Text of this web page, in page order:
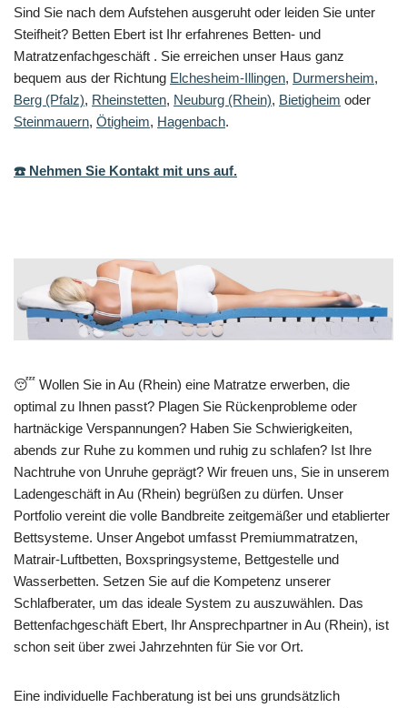
Sind Sie nach dem Aufstehen ausgeruht oder leiden Sie unter
Steifheit? Betten Ebert ist Ihr erfahrenes Betten- und
Matratzenfachgeschäft . Sie erreichen unser Haus ganz
bequem aus der Richtung Elchesheim-Illingen, Durmersheim,
Berg (Pfalz), Rheinstetten, Neuburg (Rhein), Bietigheim oder
Steinmauern, Ötigheim, Hagenbach.
☎️ Nehmen Sie Kontakt mit uns auf.
😴 Wollen Sie in Au (Rhein) eine Matratze erwerben, die
optimal zu Ihnen passt? Plagen Sie Rückenprobleme oder
hartnäckige Verspannungen? Haben Sie Schwierigkeiten,
abends zur Ruhe zu kommen und ruhig zu schlafen? Ist Ihre
Nachtruhe von Unruhe geprägt? Wir freuen uns, Sie in unserem
Ladengeschäft in Au (Rhein) begrüßen zu dürfen. Unser
Portfolio vereint die volle Bandbreite zeitgemäßer und etablierter
Bettsysteme. Unser Angebot umfasst Premiummatratzen,
Matrair-Luftbetten, Boxspringsysteme, Bettgestelle und
Wasserbetten. Setzen Sie auf die Kompetenz unserer
Schlafberater, um das ideale System zu auszuwählen. Das
Bettenfachgeschäft Ebert, Ihr Ansprechpartner in Au (Rhein), ist
schon seit über zwei Jahrzehnten für Sie vor Ort.
Eine individuelle Fachberatung ist bei uns grundsätzlich